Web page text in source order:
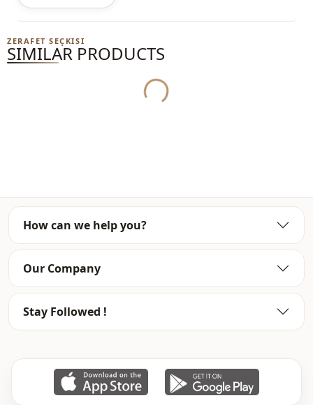
ZERAFET SEÇKISI
SIMILAR PRODUCTS
Yukleniyor...
How can we help you?
Our Company
Stay Followed !